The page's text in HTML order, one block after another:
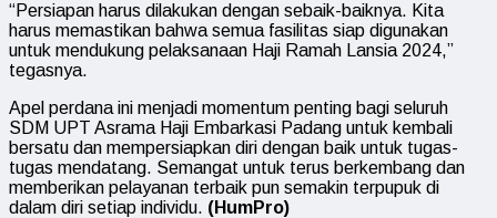
“Persiapan harus dilakukan dengan sebaik-baiknya. Kita
harus memastikan bahwa semua fasilitas siap digunakan
untuk mendukung pelaksanaan Haji Ramah Lansia 2024,”
tegasnya.
Apel perdana ini menjadi momentum penting bagi seluruh
SDM UPT Asrama Haji Embarkasi Padang untuk kembali
bersatu dan mempersiapkan diri dengan baik untuk tugas-
tugas mendatang. Semangat untuk terus berkembang dan
memberikan pelayanan terbaik pun semakin terpupuk di
dalam diri setiap individu. (HumPro)